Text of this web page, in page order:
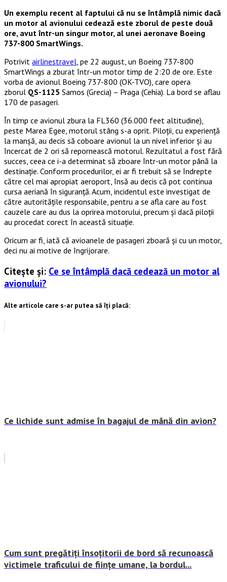
Un exemplu recent al faptului că nu se întâmplă nimic dacă
un motor al avionului cedează este zborul de peste două
ore, avut într-un singur motor, al unei aeronave Boeing
737-800 SmartWings.
Potrivit airlinestravel , pe 22 august, un Boeing 737-800
SmartWings a zburat într-un motor timp de 2:20 de ore. Este
vorba de avionul Boeing 737-800 (OK-TVO), care opera
zborul QS-1125 Samos (Grecia) – Praga (Cehia). La bord se aflau
170 de pasageri.
În timp ce avionul zbura la FL360 (36.000 feet altitudine),
peste Marea Egee, motorul stâng s-a oprit. Piloții, cu experiență
la manșă, au decis să coboare avionul la un nivel inferior și au
încercat de 2 ori să repornească motorul. Rezultatul a fost fără
succes, ceea ce i-a determinat să zboare într-un motor până la
destinație. Conform procedurilor, ei ar fi trebuit să se îndrepte
către cel mai apropiat aeroport, însă au decis că pot continua
cursa aeriană în siguranță. Acum, incidentul este investigat de
către autoritățile responsabile, pentru a se afla care au fost
cauzele care au dus la oprirea motorului, precum și dacă piloții
au procedat corect în această situație.
Oricum ar fi, iată că avioanele de pasageri zboară și cu un motor,
deci nu ai motive de îngrijorare.
Citește și: Ce se întâmplă dacă cedează un motor al
avionului?
Alte articole care s-ar putea să îți placă:
Ce lichide sunt admise în bagajul de mână din avion?
Cum sunt pregătiți însoțitorii de bord să recunoască
victimele traficului de ființe umane, la bordul...